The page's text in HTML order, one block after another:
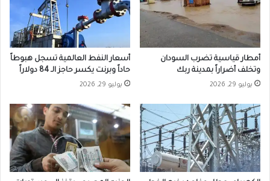
أمطار قياسية تضرب السودان
وتخلف أضراراً بمدينة ربك
يوليو 29, 2026
أسعار النفط العالمية تسجل هبوطاً
حاداً وبرنت يكسر حاجز الـ 84 دولاراً
يوليو 29, 2026